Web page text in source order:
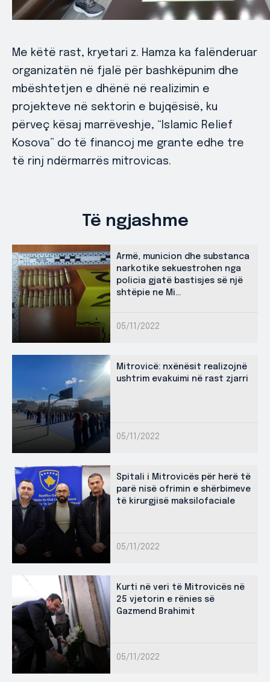
Me këtë rast, kryetari z. Hamza ka falënderuar
organizatën në fjalë për bashkëpunim dhe
mbështetjen e dhënë në realizimin e
projekteve në sektorin e bujqësisë, ku
përveç kësaj marrëveshje, “Islamic Relief
Kosova” do të financoj me grante edhe tre
të rinj ndërmarrës mitrovicas.
Të ngjashme
Armë, municion dhe substanca
narkotike sekuestrohen nga
policia gjatë bastisjes së një
shtëpie ne Mi...
05/11/2022
Mitrovicë: nxënësit realizojnë
ushtrim evakuimi në rast zjarri
05/11/2022
Spitali i Mitrovicës për herë të
parë nisë ofrimin e shërbimeve
të kirurgjisë maksilofaciale
05/11/2022
Kurti në veri të Mitrovicës në
25 vjetorin e rënies së
Gazmend Brahimit
05/11/2022